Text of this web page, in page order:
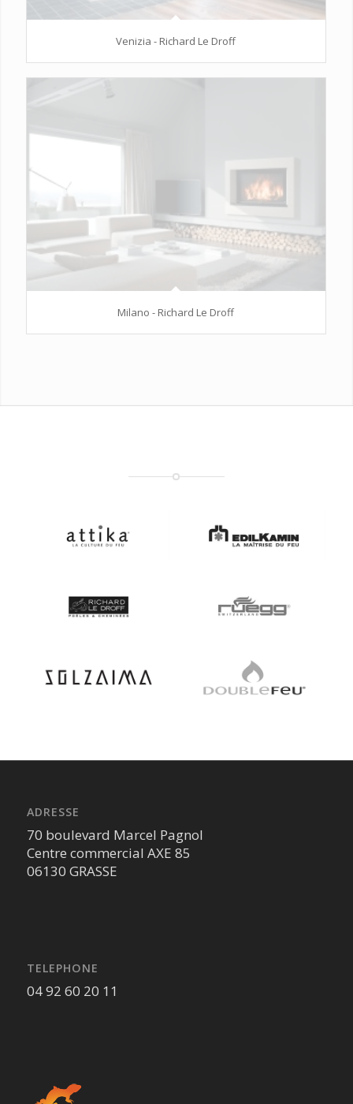
Venizia - Richard Le Droff
Milano - Richard Le Droff
70 boulevard Marcel Pagnol
Centre commercial AXE 85
06130 GRASSE
04 92 60 20 11